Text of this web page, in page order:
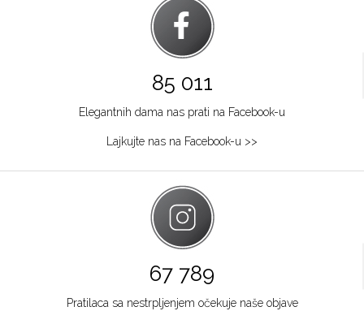
85 011
Elegantnih dama nas prati na Facebook-u
Lajkujte nas na Facebook-u >>
67 789
Pratilaca sa nestrpljenjem očekuje naše objave